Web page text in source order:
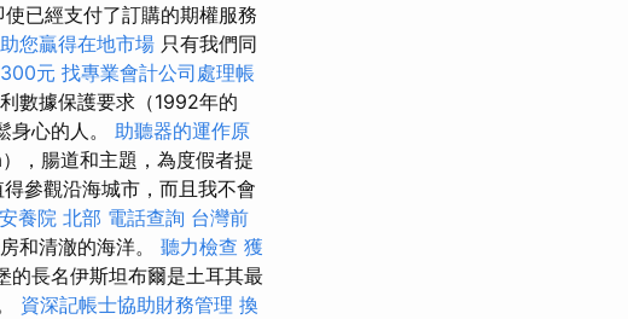
已經支付了訂購的期權服務
您贏得在地市場 只有我們同
元 找專業會計公司處理帳
數據保護要求（1992年的
身心的人。 助聽器的運作原
，腸道和主題，為度假者提
參觀沿海城市，而且我不會
安養院 北部 電話查詢 台灣前
和清澈的海洋。 聽力檢查 獲
的長名伊斯坦布爾是土耳其最
資深記帳士協助財務管理 換